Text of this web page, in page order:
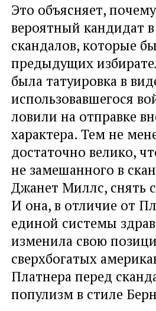
Это объясняет,
вероятный кандидат
скандалов, которые
предыдущих
была татуировка в
использовавшегося
ловили на отправке
характера. Тем не
достаточно велико,
не замешанного в
Джанет Миллс, снять
И она, в отличие от
единой системы
изменила свою
сверхбогатых
Платнера перед
популизм в стиле